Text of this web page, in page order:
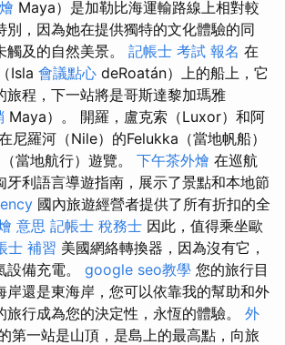
Maya）是加勒比海運輸路線上相對較
別，因為她在提供獨特的文化體驗的同
及的自然美景。 記帳士 考試 報名 在
Isla 會議點心 deRoatán）上的船上，它
旅程，下一站將是哥斯達黎加瑪雅
Maya）。 開羅，盧克索（Luxor）和阿
尼羅河（Nile）的Felukka（當地帆船）
當地航行）遊覽。 下午茶外燴 在巡航
牙利語言導遊指南，展示了景點和本地節
國內旅遊經營者提供了所有折扣的全
意思 記帳士 稅務士 因此，值得乘坐歐
士 補習 美國網絡轉換器，因為沒有它，
備充電。 google seo教學 您的旅行目
岸還是東海岸，您可以依靠我的幫助和外
旅行成為您的決定性，永恆的體驗。 外
第一站是山頂，是島上的最高點，向旅